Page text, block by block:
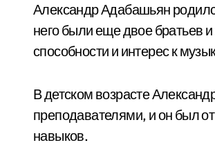
Александр Адабашьян
него были еще двое братьев
способности и интерес к
В детском возрасте
преподавателями, и он был
навыков.